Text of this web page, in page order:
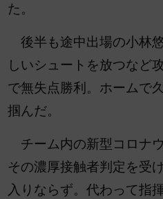
た。
後半も途中出場の小林
しいシュートを放つなど
で無失点勝利。ホームで
掴んだ。
チーム内の新型コロナ
その濃厚接触者判定を受
入りならず。代わって指